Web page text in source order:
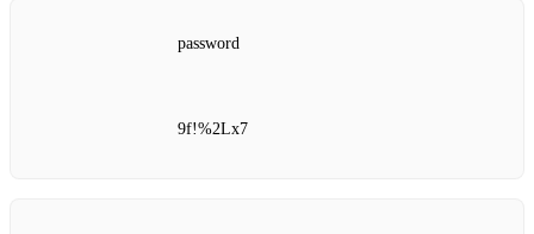
password
9f!%2Lx7